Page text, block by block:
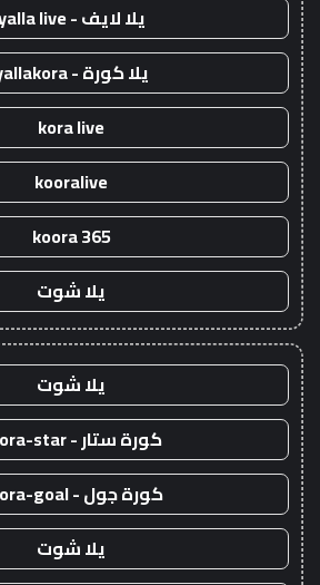
يلا لايف - yalla live
يلا كورة - yallakora
kora live
kooralive
koora 365
يلا شوت
يلا شوت
كورة ستار - koora-star
كورة جول - koora-goal
يلا شوت